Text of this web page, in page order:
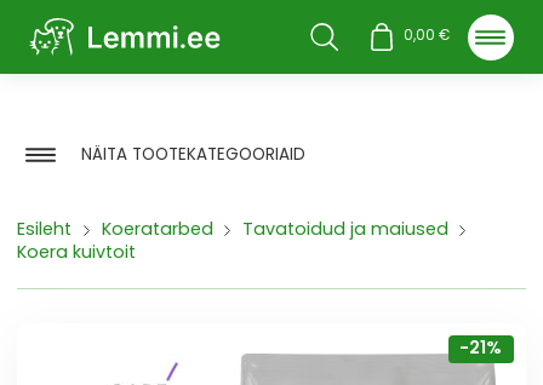
Otsi 0,00€
NÄITA TOOTEKATEGOORIAID
Esileht Koeratarbed
Tavatoidud ja maiused
Koera kuivtoit
-21%